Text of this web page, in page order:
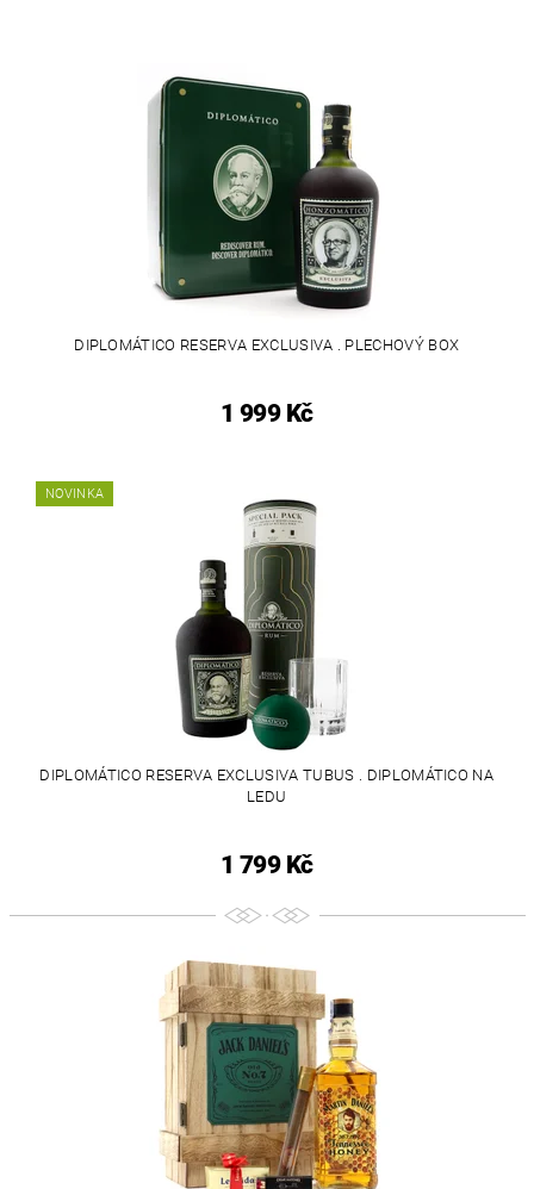
DIPLOMÁTICO RESERVA EXCLUSIVA . PLECHOVÝ BOX
1 999 Kč
NOVINKA
DIPLOMÁTICO RESERVA EXCLUSIVA TUBUS . DIPLOMÁTICO NA
LEDU
1 799 Kč